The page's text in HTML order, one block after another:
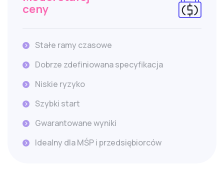
ceny
Stałe ramy czasowe
Dobrze zdefiniowana specyfikacja
Niskie ryzyko
Szybki start
Gwarantowane wyniki
Idealny dla MŚP i przedsiębiorców